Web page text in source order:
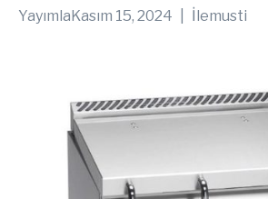
Yayımla Kasım 15, 2024 İlemusti